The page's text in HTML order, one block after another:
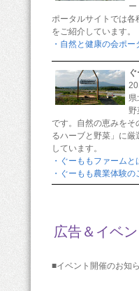
ポータルサイトでは各
をご紹介しています。
・自然と健康の会ポー
野
です。自然の恵みをそ
るハーブと野菜」に
しています。
・ぐーももファームと
・ぐーもも農業体験の
広告＆イベ
■イベント開催のお知